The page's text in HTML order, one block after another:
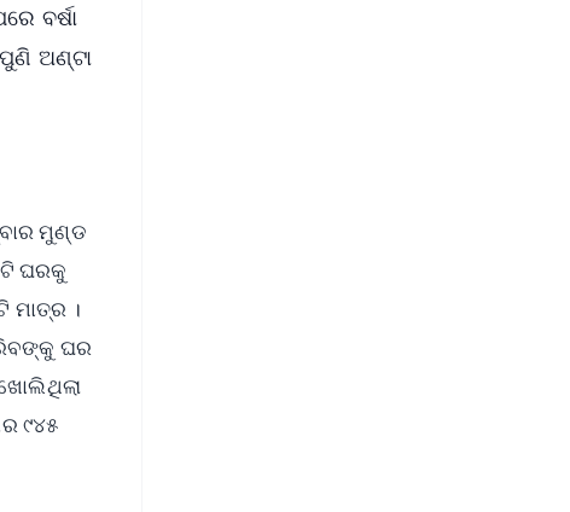
ବର୍ଷା
ଅଣ୍ଟା
ମୁଣ୍ଡ
ଘରକୁ
ମାତ୍ର ।
ଘର
୯୪୫